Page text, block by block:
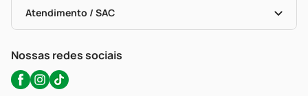
Políticas De Marketplace
Portal Da Privacidade
Atendimento / SAC
WhatsApp (47) 9202-1687
Nossas redes sociais